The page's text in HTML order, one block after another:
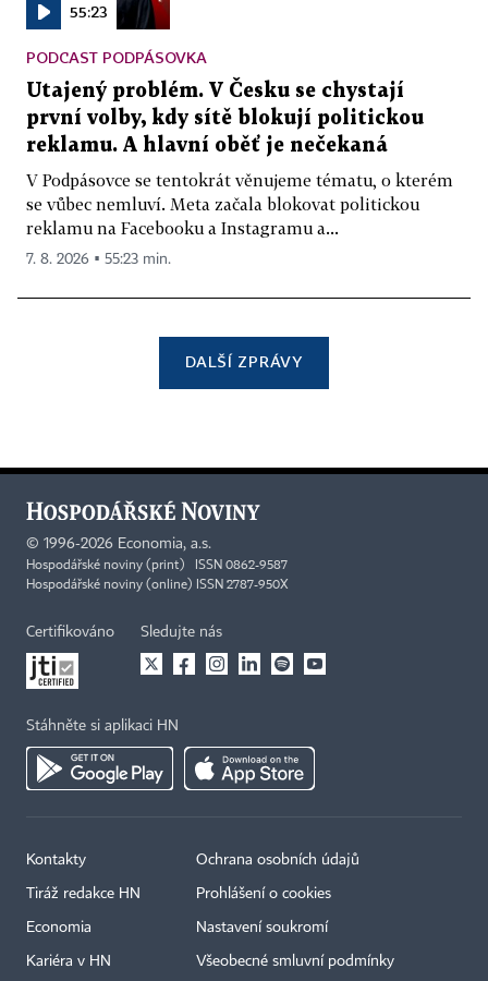
55:23
PODCAST PODPÁSOVKA
Utajený problém. V Česku se chystají
první volby, kdy sítě blokují politickou
reklamu. A hlavní oběť je nečekaná
V Podpásovce se tentokrát věnujeme tématu, o kterém
se vůbec nemluví. Meta začala blokovat politickou
reklamu na Facebooku a Instagramu a...
7. 8. 2026 ▪ 55:23 min.
DALŠÍ ZPRÁVY
© 1996-2026 Economia, a.s.
Hospodářské noviny (print) ISSN 0862-9587
Hospodářské noviny (online) ISSN 2787-950X
Certifikováno Sledujte nás
Stáhněte si aplikaci HN
Kontakty
Tiráž redakce HN
Economia
Kariéra v HN
Ochrana osobních údajů
Prohlášení o cookies
Nastavení soukromí
Všeobecné smluvní podmínky